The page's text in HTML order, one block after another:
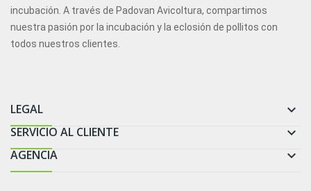
incubación. A través de Padovan Avicoltura, compartimos
nuestra pasión por la incubación y la eclosión de pollitos con
todos nuestros clientes.
LEGAL 
SERVICIO AL CLIENTE 
AGENCIA 